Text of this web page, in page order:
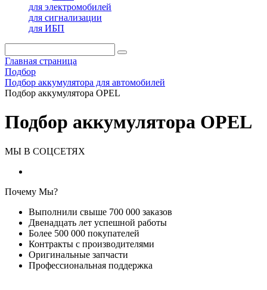
для электромобилей
для сигнализации
для ИБП
Главная страница
Подбор
Подбор аккумулятора для автомобилей
Подбор аккумулятора OPEL
Подбор аккумулятора OPEL
МЫ В СОЦСЕТЯХ
Почему Мы?
Выполнили свыше 700 000 заказов
Двенадцать лет успешной работы
Более 500 000 покупателей
Контракты с производителями
Оригинальные запчасти
Профессиональная поддержка